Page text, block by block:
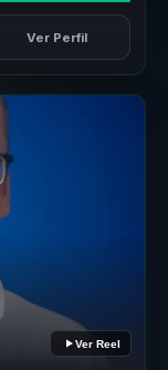
Ver Perfil
Ver Reel